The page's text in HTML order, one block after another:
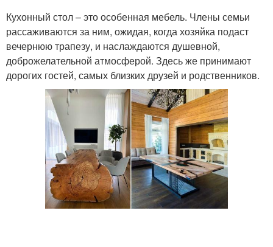
Кухонный стол – это особенная мебель. Члены семьи
рассаживаются за ним, ожидая, когда хозяйка подаст
вечернюю трапезу, и наслаждаются душевной,
доброжелательной атмосферой. Здесь же принимают
дорогих гостей, самых близких друзей и родственников.